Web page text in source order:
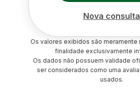
Nova consulta
Os valores exibidos são meramente
finalidade exclusivamente
Os dados não possuem validade
ser considerados como uma
usados.